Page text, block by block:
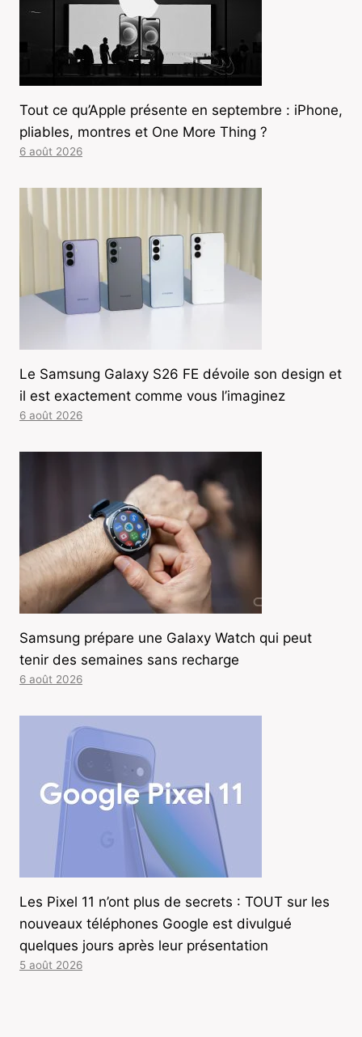
Tout ce qu’Apple présente en septembre : iPhone,
pliables, montres et One More Thing ?
6 août 2026
Le Samsung Galaxy S26 FE dévoile son design et
il est exactement comme vous l’imaginez
6 août 2026
Samsung prépare une Galaxy Watch qui peut
tenir des semaines sans recharge
6 août 2026
Les Pixel 11 n’ont plus de secrets : TOUT sur les
nouveaux téléphones Google est divulgué
quelques jours après leur présentation
5 août 2026